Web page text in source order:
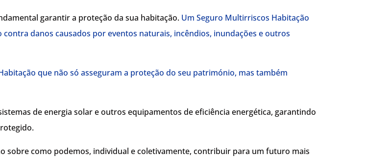
garantir a proteção da sua habitação. Um Seguro Multirriscos Habitação
danos causados por eventos naturais, incêndios, inundações e outros
que não só asseguram a proteção do seu património, mas também
de energia solar e outros equipamentos de eficiência energética, garantindo
sobre como podemos, individual e coletivamente, contribuir para um futuro mais